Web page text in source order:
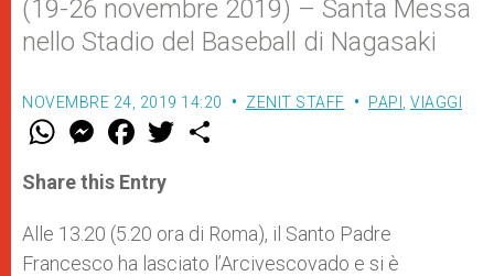
(19-26 novembre 2019) – Santa Messa
nello Stadio del Baseball di Nagasaki
NOVEMBRE 24, 2019 14:20 ZENIT STAFF PAPI VIAGGI
W
t
s
p
p
M
e
s
e
g
e
r
F
a
e
b
o
k
w
r
Share this Entry
Alle 13.20 (5.20 ora di Roma), il Santo Padre
Francesco ha lasciato l’Arcivescovado e si è